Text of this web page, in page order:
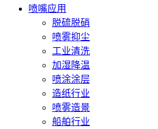
喷嘴应用
脱硫脱硝
喷雾抑尘
工业清洗
加湿降温
喷涂涂层
造纸行业
喷雾造景
船舶行业